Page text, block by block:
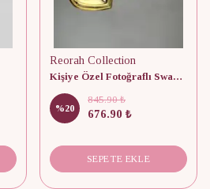
Reorah Collection
Kişiye Özel Fotoğraflı Swan Lake Princess Odette Swan Heart Locket Kolye
%20
845.90 ₺
676.90 ₺
SEPETE EKLE